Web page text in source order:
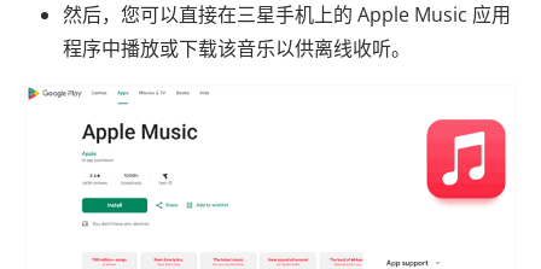
然后，您可以直接在三星手机上的 Apple Music 应用
程序中播放或下载该音乐以供离线收听。